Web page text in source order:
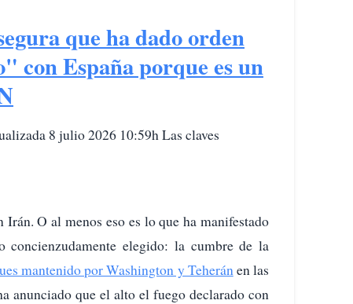
que ha dado orden
con España porque es un
8 julio 2026 10:59h Las claves
O al menos eso es lo que ha manifestado
concienzudamente elegido: la cumbre de la
mantenido por Washington y Teherán en las
anunciado que el alto el fuego declarado con